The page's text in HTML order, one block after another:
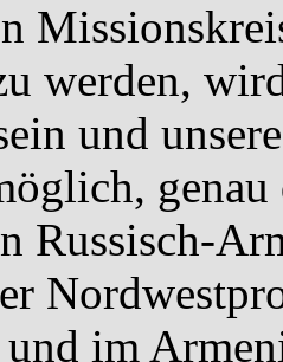
werden,
und
Russisch-
im